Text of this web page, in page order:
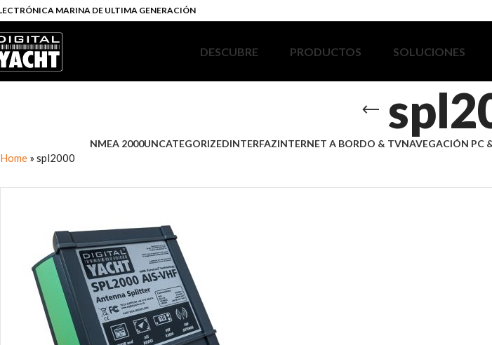
MARINA DE ULTIMA GENERACIÓN
DESCUBRE PRODUCTOS SOLUCIONES
NMEA 2000UNCATEGORIZEDINTERFAZINTERNET A BORDO & TVNAVEGACIÓN PC
Home » spl2000